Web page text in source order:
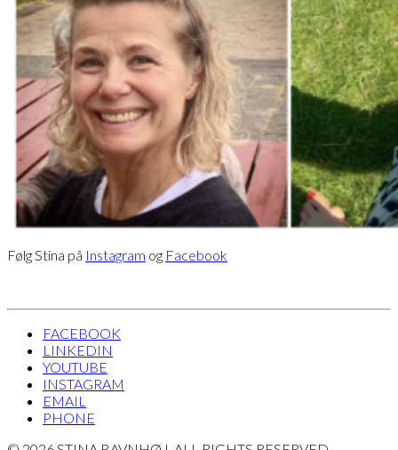
Følg Stina på Instagram og Facebook
FACEBOOK
LINKEDIN
YOUTUBE
INSTAGRAM
EMAIL
PHONE